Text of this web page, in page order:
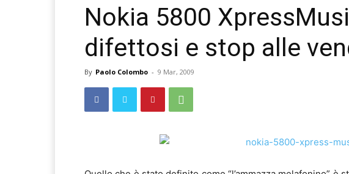
Nokia 5800
difettosi e stop alle
By Paolo Colombo - 9 Mar, 2009